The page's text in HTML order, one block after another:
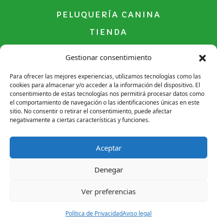
Gestionar consentimiento
Para ofrecer las mejores experiencias, utilizamos tecnologías como las
cookies para almacenar y/o acceder a la información del dispositivo. El
consentimiento de estas tecnologías nos permitirá procesar datos como
el comportamiento de navegación o las identificaciones únicas en este
sitio. No consentir o retirar el consentimiento, puede afectar
negativamente a ciertas características y funciones.
Aceptar
Denegar
Ver preferencias
Política de PrivacidadAviso legal
PELUQUERÍA CANINA
TIENDA
© 2026 Copyright 2026 | Diseñado y
Desarrollado por
Aviso legal
Política de Privacidad